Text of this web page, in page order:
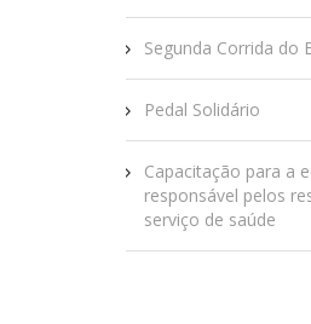
Segunda Corrida do
Pedal Solidário
Capacitação para a
responsável pelos
serviço de saúde